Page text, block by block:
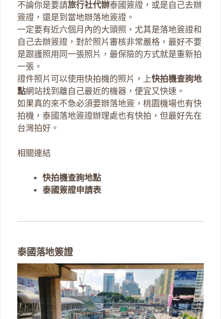
不論你是要請旅行社代辦泰國簽證，或是自己去辦
簽證，還是到當地辦落地簽證。
一定要有近六個月內的大頭照，尤其是落地簽證和
自己去辦簽證，對於照片審核非常嚴格，最好不要
是跟護照用同一張照片，最保險的方式就是重新拍
一張。
證件照片可以使用快拍機的照片，上快拍機查詢地
點網站找到離自己最近的機器，便宜又快速。
如果真的來不急必須要辦落地簽，桃園機場也有快
拍機，泰國落地簽證辦理處也有快拍，但最好先在
台灣拍好。
相關連結
快拍機查詢地點
泰國簽證申請表
泰國落地簽證